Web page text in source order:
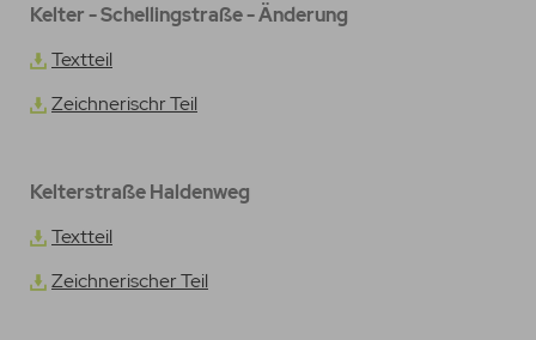
Kelter - Schellingstraße - Änderung
Textteil
Zeichnerischr Teil
Kelterstraße Haldenweg
Textteil
Zeichnerischer Teil